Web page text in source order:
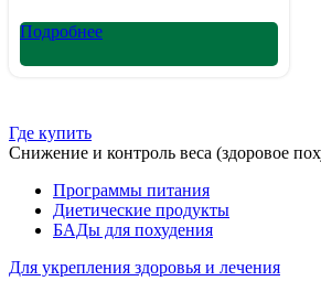
Подробнее
Где купить
Снижение и контроль веса (здоровое
Программы питания
Диетические продукты
БАДы для похудения
Для укрепления здоровья и лечения